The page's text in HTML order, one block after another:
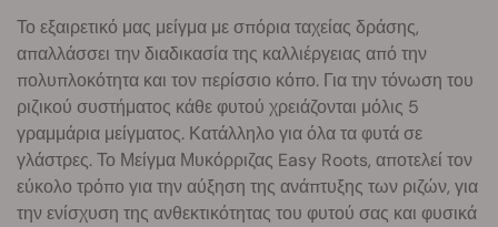
Το εξαιρετικό μας μείγμα με σπόρια ταχείας δράσης,
απαλλάσσει την διαδικασία της καλλιέργειας από την
πολυπλοκότητα και τον περίσσιο κόπο. Για την τόνωση του
ριζικού συστήματος κάθε φυτού χρειάζονται μόλις 5
γραμμάρια μείγματος. Κατάλληλο για όλα τα φυτά σε
γλάστρες. Το Μείγμα Μυκόρριζας Easy Roots, αποτελεί τον
εύκολο τρόπο για την αύξηση της ανάπτυξης των ριζών, για
την ενίσχυση της ανθεκτικότητας του φυτού σας και φυσικά